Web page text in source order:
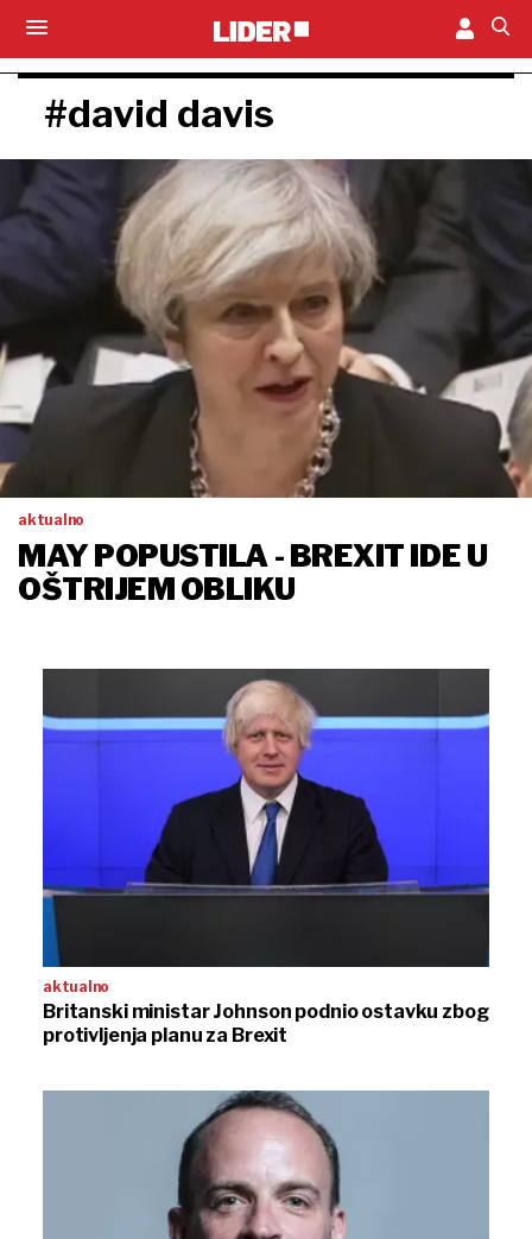
#david davis
aktualno
MAY POPUSTILA - BREXIT IDE U
OŠTRIJEM OBLIKU
aktualno
Britanski ministar Johnson podnio ostavku zbog
protivljenja planu za Brexit